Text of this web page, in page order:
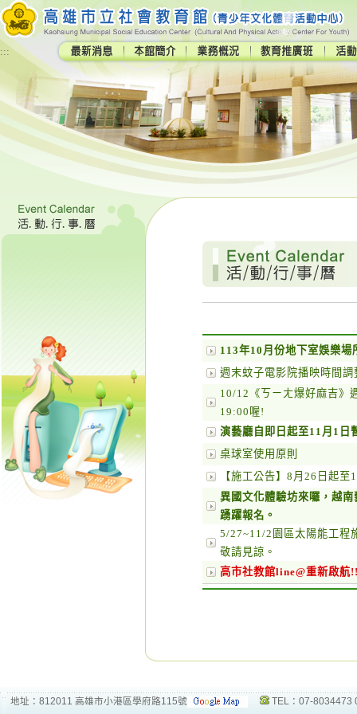
:::
113年10月份地下室娛樂
週末蚊子電影院播映時間調
10/12《ㄎㄧㄤ爆好麻吉》
19:00喔!
演藝廳自即日起至11月1日
桌球室使用原則
【施工公告】8月26日起
異國文化體驗坊來囉，越
踴躍報名。
5/27~11/2園區太陽能工程
敬請見諒。
高市社教館line@重新啟航
地址：812011 高雄市小港區學府路115號
TEL：07-8034473